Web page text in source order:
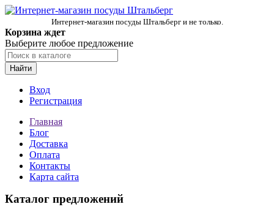
Интернет-магазин посуды Штальберг и не только.
Корзина ждет
Выберите любое предложение
Найти
Вход
Регистрация
Главная
Блог
Доставка
Оплата
Контакты
Карта сайта
Каталог предложений